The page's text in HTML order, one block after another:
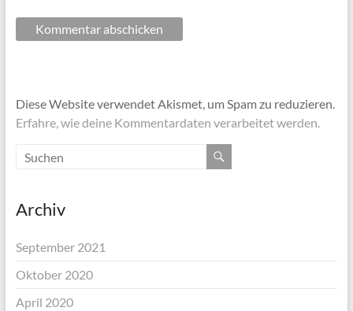
Diese Website verwendet Akismet, um Spam zu reduzieren.
Erfahre, wie deine Kommentardaten verarbeitet werden.
Archiv
September 2021
Oktober 2020
April 2020